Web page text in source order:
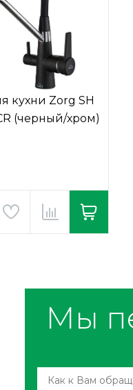
кухни Zorg SH
(черный/хром)
Мы